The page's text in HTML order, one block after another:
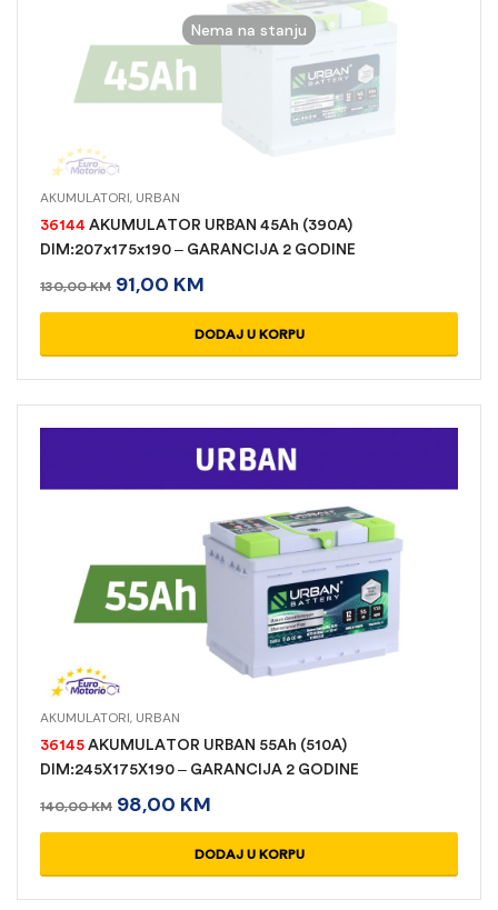
Nema na stanju
AKUMULATORI, URBAN
36144 AKUMULATOR URBAN 45Ah (390A)
DIM:207x175x190 – GARANCIJA 2 GODINE
130,00KM 91,00 KM
READ MORE
AKUMULATORI, URBAN
36145 AKUMULATOR URBAN 55Ah (510A)
DIM:245X175X190 – GARANCIJA 2 GODINE
140,00KM 98,00 KM
DODAJ U KORPU